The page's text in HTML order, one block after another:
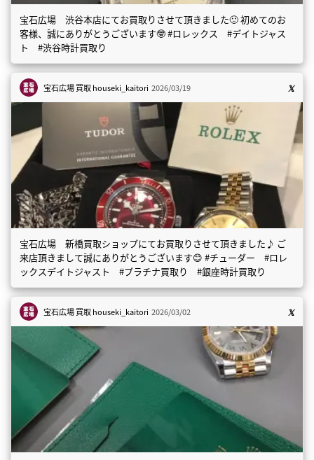
宝石広場 渋谷本店にてお買取りさせて頂きました🙂 初めてのお
客様、誠にありがとうございます🤓 #ロレックス #デイトジャス
ト #渋谷時計買取り
宝石広場 買取houseki_kaitori 2026/03/19
宝石広場 新橋買取ショップにてお買取りさせて頂きました♪ ご
来店頂きまして誠にありがとうございます😊 #チューダー #ロレ
ックスデイトジャスト #プラチナ買取り #銀座時計買取り
宝石広場 買取houseki_kaitori 2026/03/02